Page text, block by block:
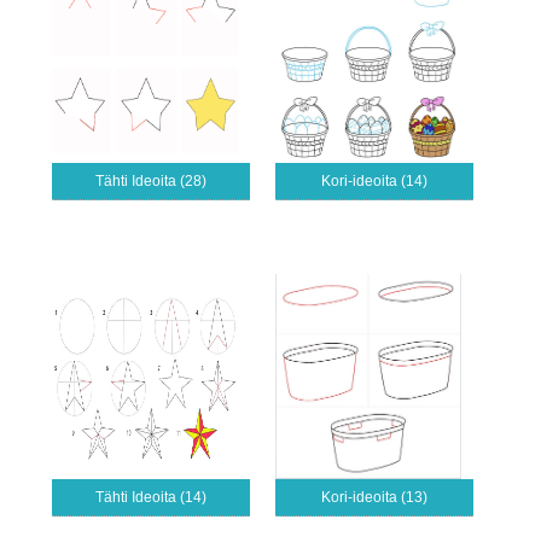
Tähti Ideoita (28) Kori-ideoita (14)
Tähti Ideoita (14) Kori-ideoita (13)